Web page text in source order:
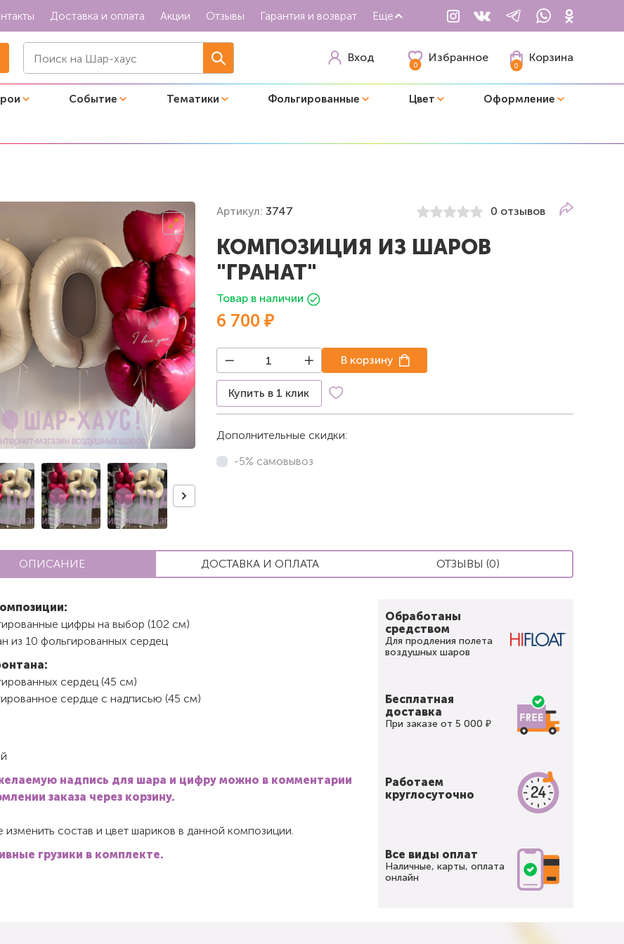
Доставка и оплата Акции Отзывы Гарантия и возврат Еще
Вход
0
Избранное
0
Корзина
Событие Тематики Фольгированные Цвет Оформление
Артикул: 3747 0 отзывов
КОМПОЗИЦИЯ ИЗ ШАРОВ
"ГРАНАТ"
Товар в наличии
6 700 ₽
Купить в 1 клик
В корзину
Дополнительные скидки:
-5% самовывоз
ОПИСАНИЕ ДОСТАВКА И ОПЛАТА ОТЗЫВЫ (0)
цифры на выбор (102 см)
из 10 фольгированных сердец
сердец (45 см)
сердце с надписью (45 см)
надпись для шара и цифру можно в комментарии
заказа через корзину.
состав и цвет шариков в данной композиции.
грузики в комплекте.
Обработаны
средством
Для продления полета
воздушных шаров
Бесплатная
доставка
При заказе от 5 000 ₽
Работаем
круглосуточно
Все виды оплат
Наличные, карты, оплата
онлайн